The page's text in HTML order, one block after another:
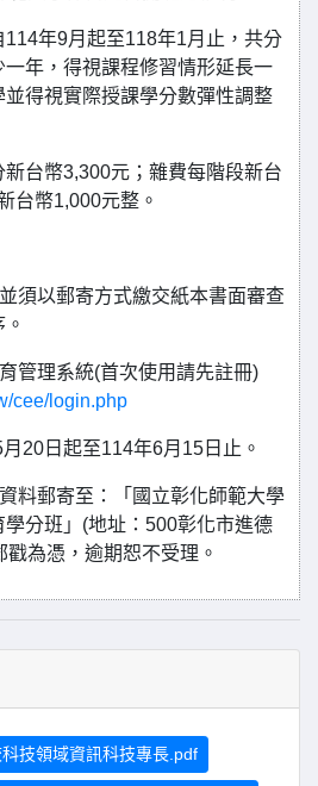
114年9月起至118年1月止，共分
年，得視課程修習情形延長一
得視實際授課學分數彈性調整
台幣3,300元；雜費每階段新台
台幣1,000元整。
須以郵寄方式繳交紙本書面審查
管理系統(首次使用請先註冊)
cee/login.php
20日起至114年6月15日止。
料郵寄至：「國立彰化師範大學
分班」(地址：500彰化市進德
為憑，逾期恕不受理。
技領域資訊科技專長.pdf